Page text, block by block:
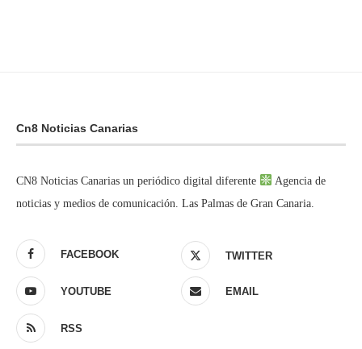
Cn8 Noticias Canarias
CN8 Noticias Canarias un periódico digital diferente
Agencia de
noticias y medios de comunicación. Las Palmas de Gran Canaria.
FACEBOOK TWITTER
YOUTUBE EMAIL
RSS